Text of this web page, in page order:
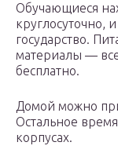
Обучающиеся
круглосуточно,
государство.
материалы — все
бесплатно.
Домой можно
Остальное
корпусах.